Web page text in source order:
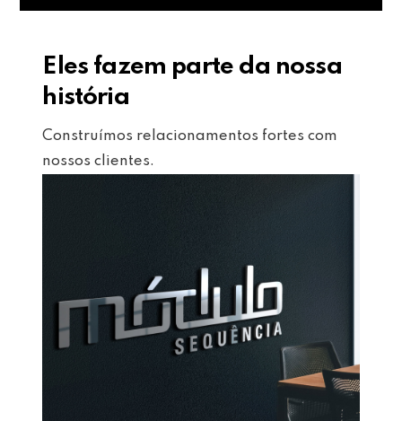
Eles fazem parte da nossa
história
Construímos relacionamentos fortes com
nossos clientes.